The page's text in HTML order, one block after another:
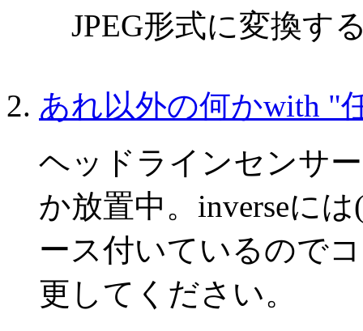
JPEG形式に変換す
あれ以外の何かwith "
ヘッドラインセンサ
か放置中。inverseに
ース付いているので
更してください。